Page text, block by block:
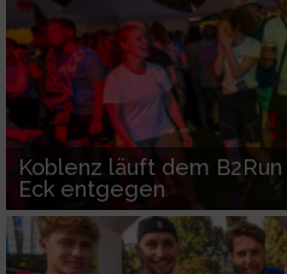
Koblenz läuft dem
Eck entgegen